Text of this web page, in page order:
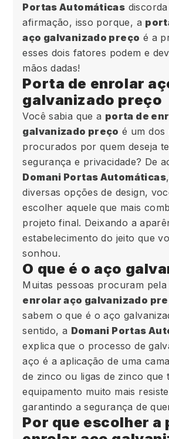
Portas Automáticas
afirmação, isso porque, a
aço galvanizado preço é a
esses dois fatores podem e
mãos dadas!
Porta de enrolar
galvanizado preço
Você sabia que a porta de
galvanizado preço é um dos
procurados por quem deseja
segurança e privacidade? De
Domani Portas Automáticas
diversas opções de design,
escolher aquele que mais
projeto final. Deixando a
estabelecimento do jeito que
sonhou.
O que é o aço
Muitas pessoas procuram pela
enrolar aço galvanizado
sabem o que é o aço
sentido, a Domani Portas
explica que o processo de
aço é a aplicação de uma
de zinco ou ligas de zinco que
equipamento muito mais
garantindo a segurança de
Por que escolher a